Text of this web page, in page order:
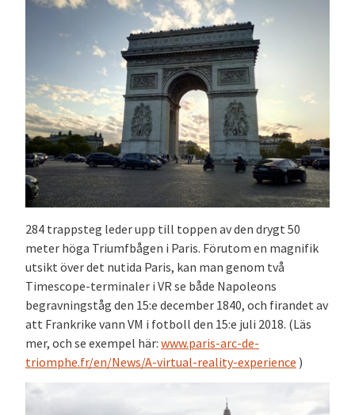
284 trappsteg leder upp till toppen av den drygt 50
meter höga Triumfbågen i Paris. Förutom en magnifik
utsikt över det nutida Paris, kan man genom två
Timescope-terminaler i VR se både Napoleons
begravningståg den 15:e december 1840, och firandet av
att Frankrike vann VM i fotboll den 15:e juli 2018. (Läs
mer, och se exempel här: www.paris-arc-de-
triomphe.fr/en/News/A-virtual-reality-experience )